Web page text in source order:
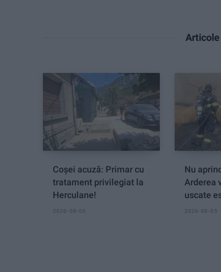
Coșei acuză: Primar cu
tratament privilegiat la
Herculane!
2026-08-05
Nu
Arderea
uscate
2026-08-05